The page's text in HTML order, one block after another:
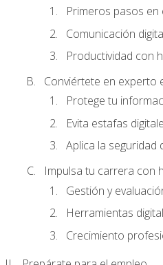
Primeros pasos en
Comunicación
Productividad con
Conviértete en experto
Protege tu
Evita estafas
Aplica la seguridad
Impulsa tu carrera con
Gestión y
Herramientas
Crecimiento